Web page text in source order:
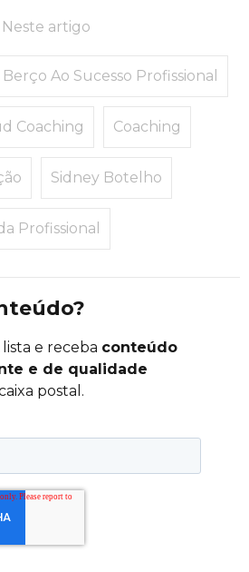
Neste artigo
Ao Sucesso Profissional
Coaching Coaching
Sidney Botelho
Profissional
lista e receba conteúdo
e de qualidade
postal.